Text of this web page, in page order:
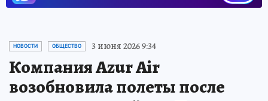
НОВОСТИ ОБЩЕСТВО 3 июня 2026 9:34
Компания Azur Air
возобновила полеты после